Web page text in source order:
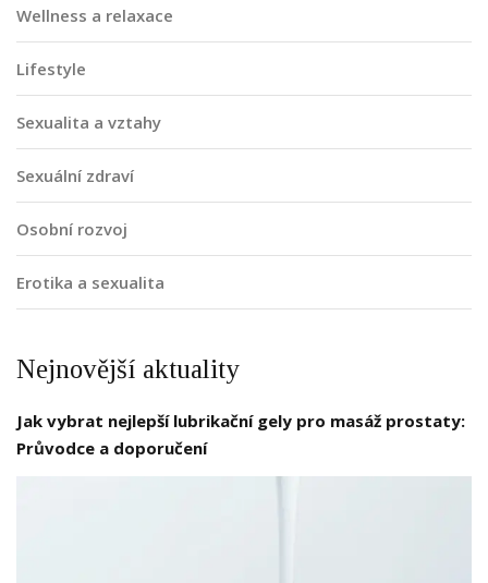
Wellness a relaxace
Lifestyle
Sexualita a vztahy
Sexuální zdraví
Osobní rozvoj
Erotika a sexualita
Nejnovější aktuality
Jak vybrat nejlepší lubrikační gely pro masáž prostaty:
Průvodce a doporučení